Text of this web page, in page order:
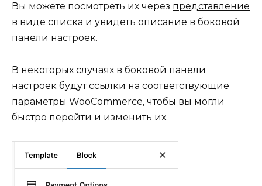
Вы можете посмотреть их через представление
в виде списка и увидеть описание в боковой
панели настроек.
В некоторых случаях в боковой панели
настроек будут ссылки на соответствующие
параметры WooCommerce, чтобы вы могли
быстро перейти и изменить их.